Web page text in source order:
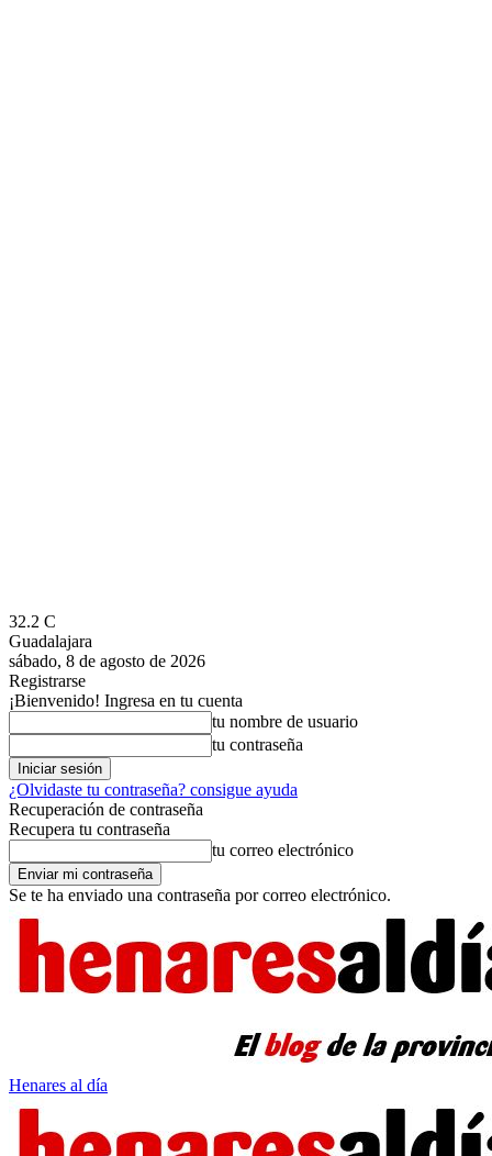
32.2 C
Guadalajara
sábado, 8 de agosto de 2026
Registrarse
¡Bienvenido! Ingresa en tu cuenta
tu nombre de usuario
tu contraseña
¿Olvidaste tu contraseña? consigue ayuda
Recuperación de contraseña
Recupera tu contraseña
tu correo electrónico
Se te ha enviado una contraseña por correo electrónico.
Henares al día